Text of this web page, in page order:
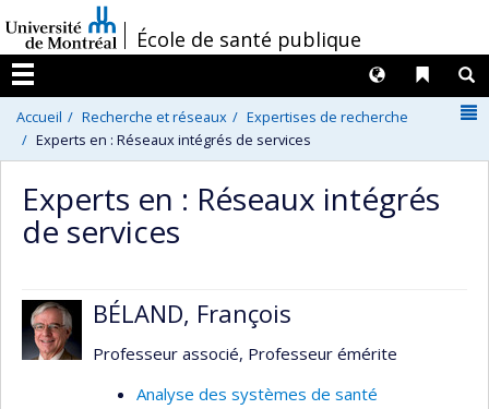
au
contenu
/École de santé publique
Menu
Liens
Langues
Accueil Recherche et réseaux
Expertises de recherche
Experts en : Réseaux intégrés de services
Experts en : Réseaux intégrés
de services
BÉLAND, François
Professeur associé, Professeur émérite
Analyse des systèmes de santé